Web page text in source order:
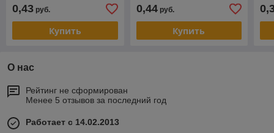
0,43 руб.
Купить
0,44руб.
Купить
О нас
Рейтинг не сформирован
Менее 5 отзывов за последний год
Работает с 14.02.2013